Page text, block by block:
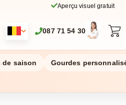
Aperçu visuel gratuit
087 71 54 30
de saison Gourdes